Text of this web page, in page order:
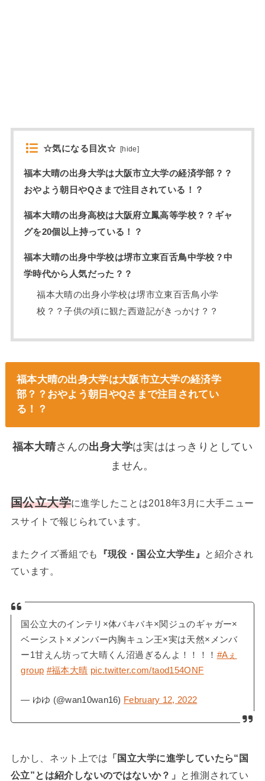
☆気になる目次☆ [hide]
福本大晴の出身大学は大阪市立大学の経済学部？？
おやよう朝日やQさまで注目されている！？
福本大晴の出身高校は大阪府立鳳高等学校？？ギャ
グを20個以上持っている！？
福本大晴の出身中学校は堺市立東百舌鳥中学校？中
学時代から人気だった？？
福本大晴の出身小学校は堺市立東百舌鳥小学
校？？子供の頃に観た西遊記がきっかけ？？
福本大晴の出身大学は大阪市立大学の経済学
部？？おやよう朝日やQさまで注目されてい
る！？
福本大晴さんの出身大学は実ははっきりとしてい
ません。
国公立大学に進学したことは2018年3月に大手ニュー
スサイトで報じられています。
またクイズ番組でも 『現役・国公立大学生』
と紹介され
ています。
国公立大のインテリ×体バキバキ×関ジュのギャガー×
ベーシスト×メンバー内胸キュン王×実は天然×メンバ
ー1甘えん坊って大晴くん沼過ぎるんよ！！！！ #Aぇ
group #福本大晴 pic.twitter.com/taod154ONF
— ゆゆ (@wan10wan16) February 12, 2022
しかし、ネット上では 「国立大学に進学していたら“国
公立”とは紹介しないのではないか？」 と推測されてい